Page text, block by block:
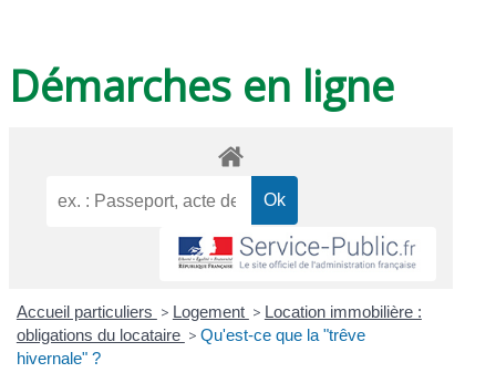
Démarches en ligne
Accueil particuliers > Logement > Location immobilière :
obligations du locataire > Qu'est-ce que la "trêve
hivernale" ?